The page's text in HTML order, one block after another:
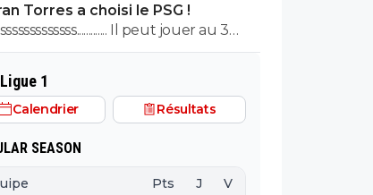
Torres a choisi le PSG !
Il peut jouer au 3
de devant et il est vraiment très
Ligue 1
Calendrier Résultats
SEASON
Pts J V